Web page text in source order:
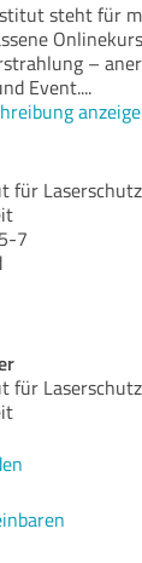
steht für
–
Event....
für
7
für